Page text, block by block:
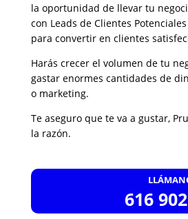
la oportunidad de llevar tu
con Leads de Clientes
para convertir en clientes
Harás crecer el volumen de tu
gastar enormes cantidades de
o marketing.
Te aseguro que te va a gustar,
la razón.
616